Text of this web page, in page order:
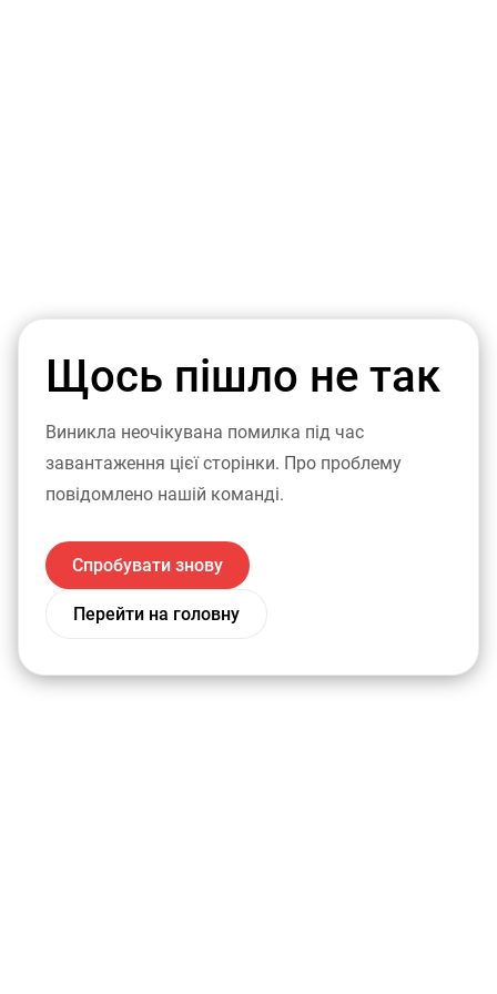
Щось пішло не так
Виникла неочікувана помилка під час
завантаження цієї сторінки. Про проблему
повідомлено нашій команді.
Спробувати знову
Перейти на головну